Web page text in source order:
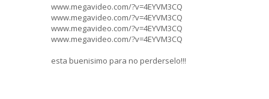
www.megavideo.com/?v=4EYVM3CQ
www.megavideo.com/?v=4EYVM3CQ
www.megavideo.com/?v=4EYVM3CQ
www.megavideo.com/?v=4EYVM3CQ
esta buenisimo para no perderselo!!!